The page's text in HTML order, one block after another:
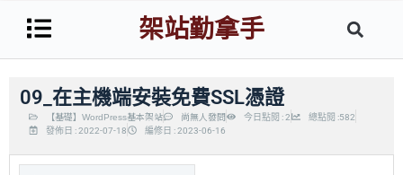
架站勤拿手
09_在主機端安裝免費SSL憑證
【基礎】WordPress基本架站 尚無人發問 今日點閱 : 2
總點閱 :582
發佈日 : 2022-07-18
編修日 : 2023-06-16